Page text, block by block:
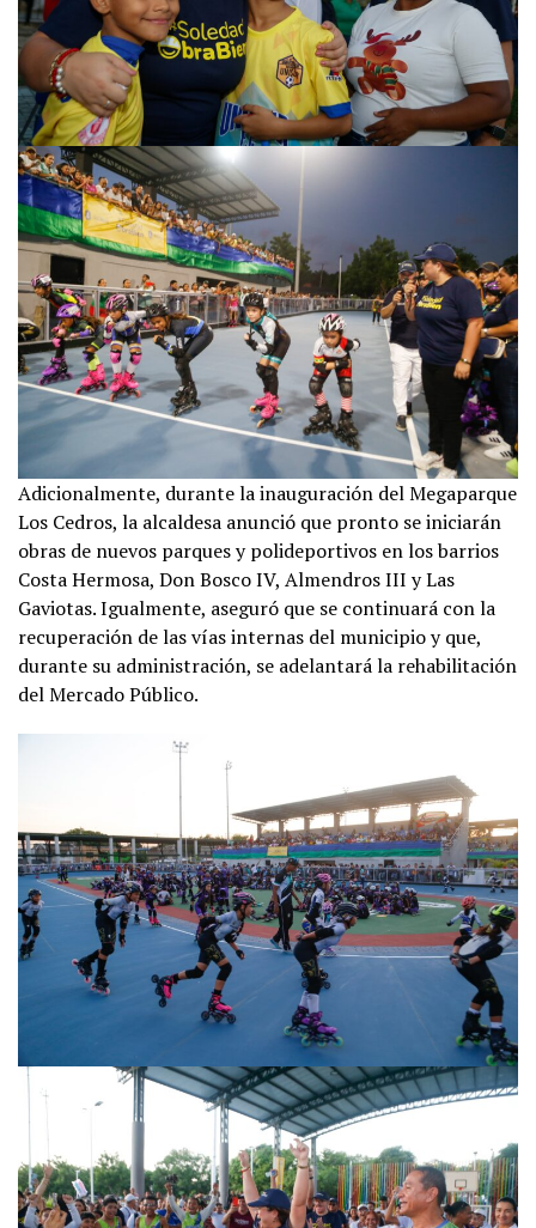
Adicionalmente, durante la inauguración del Megaparque
Los Cedros, la alcaldesa anunció que pronto se iniciarán
obras de nuevos parques y polideportivos en los barrios
Costa Hermosa, Don Bosco IV, Almendros III y Las
Gaviotas. Igualmente, aseguró que se continuará con la
recuperación de las vías internas del municipio y que,
durante su administración, se adelantará la rehabilitación
del Mercado Público.